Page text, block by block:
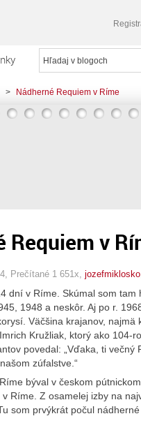
články
> Nádherné Requiem v Ríme
Requiem v
, Prečítané 1 651x, jozefmiklosko
dní v Ríme. Skúmal som
1948 a neskôr. Aj po r.
Väčšina krajanov,
Kružliak, ktorý ako 104-
povedal: „Vďaka, ti
zúfalstve.“
býval v českom
Ríme. Z osamelej izby na
som prvýkrát počul